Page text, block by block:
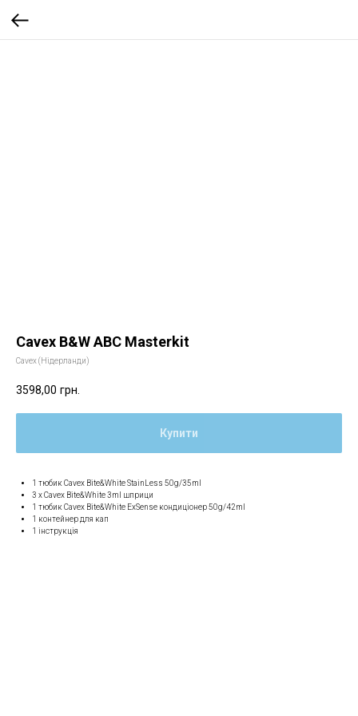
Cavex B&W ABC Masterkit
Cavex (Нідерланди)
3598,00 грн.
Купити
1 тюбик Cavex Bite&White StainLess 50g/35ml
3 x Cavex Bite&White 3ml шприци
1 тюбик Cavex Bite&White ExSense кондиціонер 50g/42ml
1 контейнер для кап
1 інструкція